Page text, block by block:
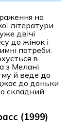
на
літератури
двічі
до жінок і
потреби.
в
з Мелані
й веде до
до доньки
складний
(1999)